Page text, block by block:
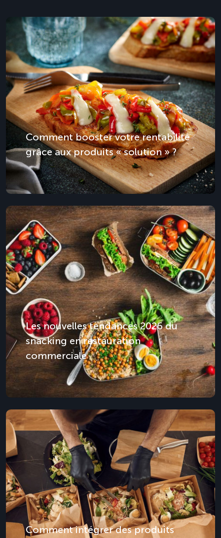
Comment booster votre rentabilité
grâce aux produits « solution » ?
Les nouvelles tendances 2026 du
snacking en restauration
commerciale
Comment intégrer des produits